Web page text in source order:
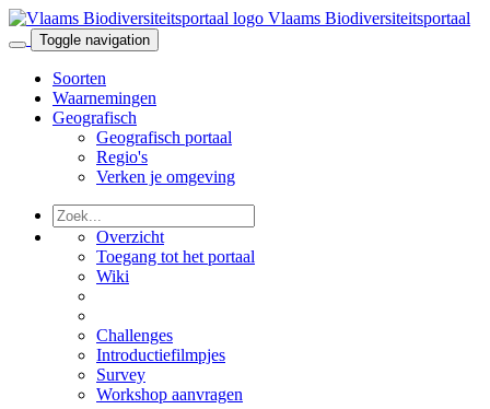
Vlaams Biodiversiteitsportaal
Toggle navigation
Soorten
Waarnemingen
Geografisch
Geografisch portaal
Regio's
Verken je omgeving
Overzicht
Toegang tot het portaal
Wiki
Challenges
Introductiefilmpjes
Survey
Workshop aanvragen